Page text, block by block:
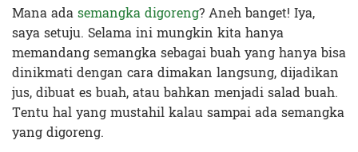
Mana adasemangka digoreng? Aneh banget! Iya,
saya setuju. Selama ini mungkin kita hanya
memandang semangka sebagai buah yang hanya bisa
dinikmati dengan cara dimakan langsung, dijadikan
jus, dibuat es buah, atau bahkan menjadi salad buah.
Tentu hal yang mustahil kalau sampai ada semangka
yang digoreng.